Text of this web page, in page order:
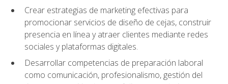
Crear estrategias de marketing efectivas para
promocionar servicios de diseño de cejas, construir
presencia en línea y atraer clientes mediante redes
sociales y plataformas digitales.
Desarrollar competencias de preparación laboral
como comunicación, profesionalismo, gestión del